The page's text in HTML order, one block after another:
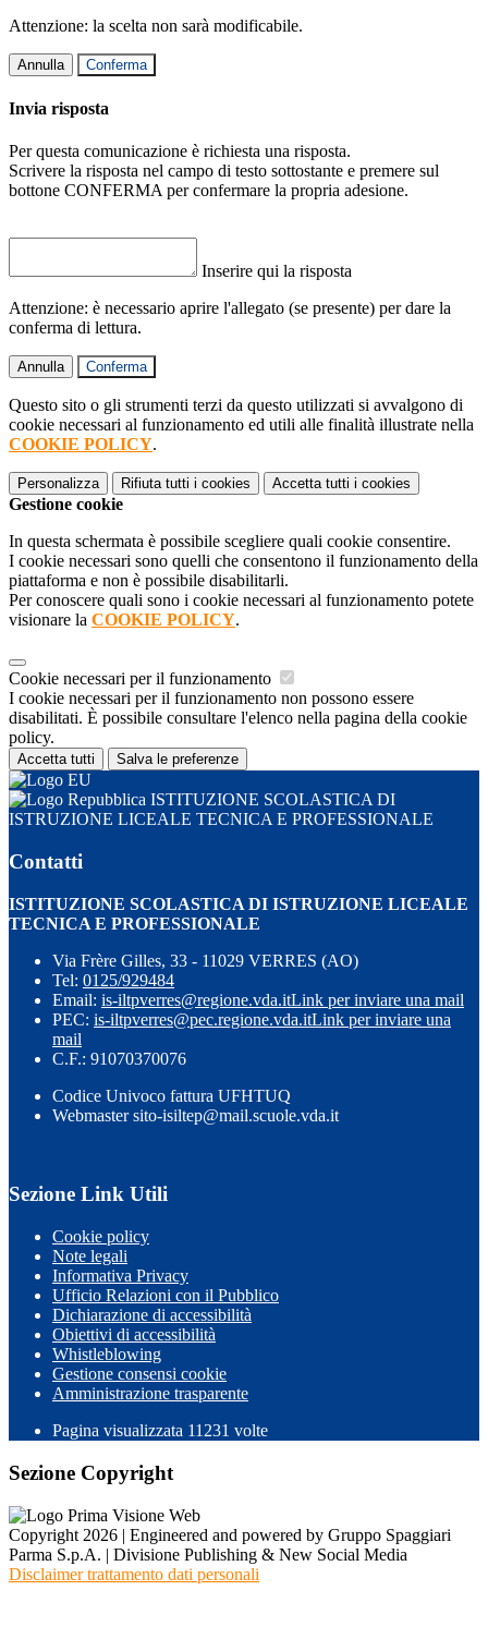
Attenzione: la scelta non sarà modificabile.
Annulla Conferma
Invia risposta
Per questa comunicazione è richiesta una risposta.
Scrivere la risposta nel campo di testo sottostante e premere sul
bottone CONFERMA per confermare la propria adesione.
Inserire qui la risposta
Attenzione: è necessario aprire l'allegato (se presente) per dare la
conferma di lettura.
Annulla Conferma
Questo sito o gli strumenti terzi da questo utilizzati si avvalgono di
cookie necessari al funzionamento ed utili alle finalità illustrate nella
COOKIE POLICY.
Personalizza Rifiuta tutti i cookies Accetta tutti i cookies
Gestione cookie
In questa schermata è possibile scegliere quali cookie consentire.
I cookie necessari sono quelli che consentono il funzionamento della
piattaforma e non è possibile disabilitarli.
Per conoscere quali sono i cookie necessari al funzionamento potete
visionare la COOKIE POLICY.
Cookie necessari per il funzionamento
I cookie necessari per il funzionamento non possono essere
disabilitati. È possibile consultare l'elenco nella pagina della cookie
policy.
Accetta tutti Salva le preferenze
ISTITUZIONE SCOLASTICA DI
ISTRUZIONE LICEALE TECNICA E PROFESSIONALE
Contatti
ISTITUZIONE SCOLASTICA DI ISTRUZIONE LICEALE
TECNICA E PROFESSIONALE
Via Frère Gilles, 33 - 11029 VERRES (AO)
Tel: 0125/929484
Email: is-iltpverres@regione.vda.itLink per inviare una mail
PEC: is-iltpverres@pec.regione.vda.itLink per inviare una
mail
C.F.: 91070370076
Codice Univoco fattura UFHTUQ
Webmaster sito-isiltep@mail.scuole.vda.it
Sezione Link Utili
Cookie policy
Note legali
Informativa Privacy
Ufficio Relazioni con il Pubblico
Dichiarazione di accessibilità
Obiettivi di accessibilità
Whistleblowing
Gestione consensi cookie
Amministrazione trasparente
Pagina visualizzata 11231 volte
Sezione Copyright
Copyright 2026 | Engineered and powered by Gruppo Spaggiari
Parma S.p.A. | Divisione Publishing & New Social Media
Disclaimer trattamento dati personali